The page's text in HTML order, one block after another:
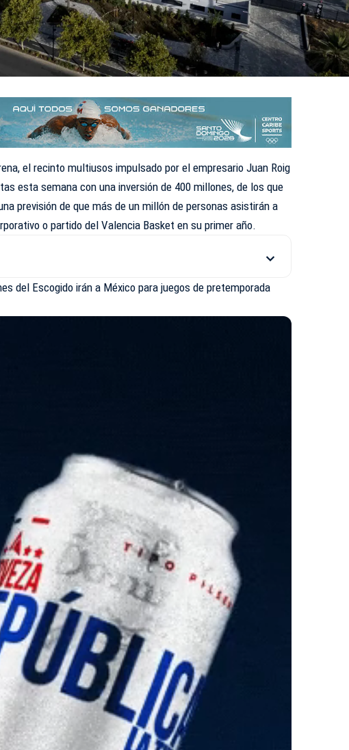
el recinto multiusos impulsado por el empresario Juan Roig
esta semana con una inversión de 400 millones, de los que
previsión de que más de un millón de personas asistirán a
o partido del Valencia Basket en su primer año.
del Escogido irán a México para juegos de pretemporada